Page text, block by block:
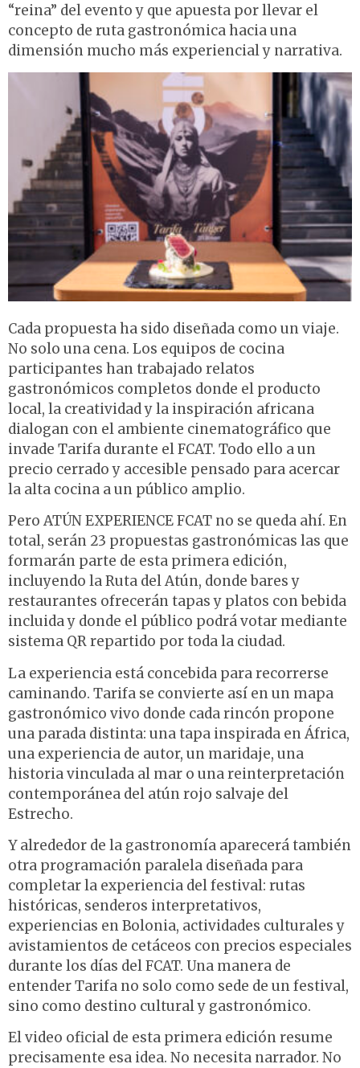
“reina” del evento y que apuesta por llevar el
concepto de ruta gastronómica hacia una
dimensión mucho más experiencial y narrativa.
Cada propuesta ha sido diseñada como un viaje.
No solo una cena. Los equipos de cocina
participantes han trabajado relatos
gastronómicos completos donde el producto
local, la creatividad y la inspiración africana
dialogan con el ambiente cinematográfico que
invade Tarifa durante el FCAT. Todo ello a un
precio cerrado y accesible pensado para acercar
la alta cocina a un público amplio.
Pero ATÚN EXPERIENCE FCAT no se queda ahí. En
total, serán 23 propuestas gastronómicas las que
formarán parte de esta primera edición,
incluyendo la Ruta del Atún, donde bares y
restaurantes ofrecerán tapas y platos con bebida
incluida y donde el público podrá votar mediante
sistema QR repartido por toda la ciudad.
La experiencia está concebida para recorrerse
caminando. Tarifa se convierte así en un mapa
gastronómico vivo donde cada rincón propone
una parada distinta: una tapa inspirada en África,
una experiencia de autor, un maridaje, una
historia vinculada al mar o una reinterpretación
contemporánea del atún rojo salvaje del
Estrecho.
Y alrededor de la gastronomía aparecerá también
otra programación paralela diseñada para
completar la experiencia del festival: rutas
históricas, senderos interpretativos,
experiencias en Bolonia, actividades culturales y
avistamientos de cetáceos con precios especiales
durante los días del FCAT. Una manera de
entender Tarifa no solo como sede de un festival,
sino como destino cultural y gastronómico.
El video oficial de esta primera edición resume
precisamente esa idea. No necesita narrador. No